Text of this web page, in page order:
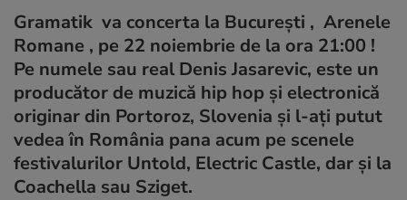
Gramatik va concerta la București , Arenele
Romane , pe 22 noiembrie de la ora 21:00 !
Pe numele sau real Denis Jasarevic, este un
producător de muzică hip hop și electronică
originar din Portoroz, Slovenia și l-ați putut
vedea în România pana acum pe scenele
festivalurilor Untold, Electric Castle, dar și la
Coachella sau Sziget.